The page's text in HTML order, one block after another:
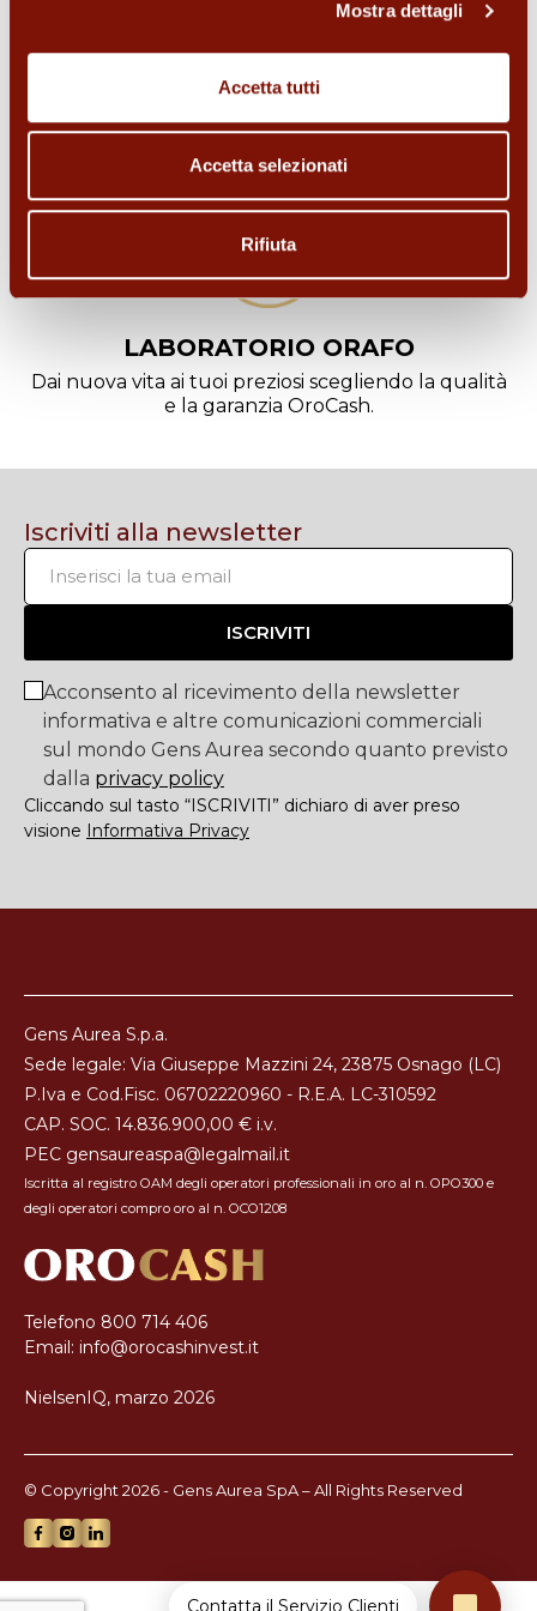
Mostra dettagli
Accetta tutti
Accetta selezionati
Rifiuta
ORO DA INVESTIMENTO
monete d'oro.
LABORATORIO ORAFO
Dai nuova vita ai tuoi preziosi scegliendo la qualità
e la garanzia OroCash.
Iscriviti alla newsletter
ISCRIVITI
Acconsento al ricevimento della newsletter
informativa e altre comunicazioni commerciali
sul mondo Gens Aurea secondo quanto previsto
dalla privacy policy
Cliccando sul tasto “ISCRIVITI” dichiaro di aver preso
visione Informativa Privacy
Gens Aurea S.p.a.
Sede legale: Via Giuseppe Mazzini 24, 23875 Osnago (LC)
P.Iva e Cod.Fisc. 06702220960 - R.E.A. LC-310592
CAP. SOC. 14.836.900,00 € i.v.
PEC gensaureaspa@legalmail.it
Iscritta al registro OAM degli operatori professionali in oro al n. OPO300 e
degli operatori compro oro al n. OCO1208
Telefono 800 714 406
Email: info@orocashinvest.it
NielsenIQ, marzo 2026
© Copyright 2026 - Gens Aurea SpA – All Rights Reserved
Contatta il Servizio Clienti